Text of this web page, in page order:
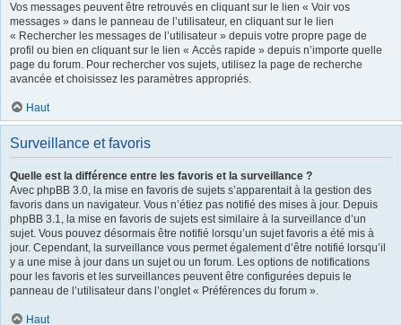
Vos messages peuvent être retrouvés en cliquant sur le lien « Voir vos
messages » dans le panneau de l’utilisateur, en cliquant sur le lien
« Rechercher les messages de l’utilisateur » depuis votre propre page de
profil ou bien en cliquant sur le lien « Accès rapide » depuis n’importe quelle
page du forum. Pour rechercher vos sujets, utilisez la page de recherche
avancée et choisissez les paramètres appropriés.
Haut
Surveillance et favoris
Quelle est la différence entre les favoris et la surveillance ?
Avec phpBB 3.0, la mise en favoris de sujets s’apparentait à la gestion des
favoris dans un navigateur. Vous n’étiez pas notifié des mises à jour. Depuis
phpBB 3.1, la mise en favoris de sujets est similaire à la surveillance d’un
sujet. Vous pouvez désormais être notifié lorsqu’un sujet favoris a été mis à
jour. Cependant, la surveillance vous permet également d’être notifié lorsqu’il
y a une mise à jour dans un sujet ou un forum. Les options de notifications
pour les favoris et les surveillances peuvent être configurées depuis le
panneau de l’utilisateur dans l’onglet « Préférences du forum ».
Haut